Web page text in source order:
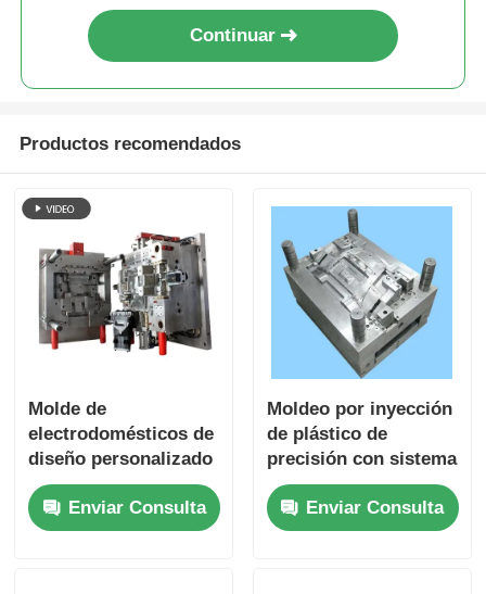
Continuar
Productos recomendados
Molde de
electrodomésticos de
diseño personalizado
con múltiples
cavidades y corredor
caliente para
Enviar Consulta
Moldeo por inyección
de plástico de
precisión con sistema
de canal caliente y
tolerancia de ±0,01
mm para
Enviar Consulta